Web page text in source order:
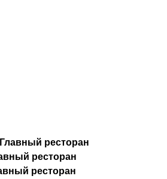
Главный ресторан
ресторан
ресторан